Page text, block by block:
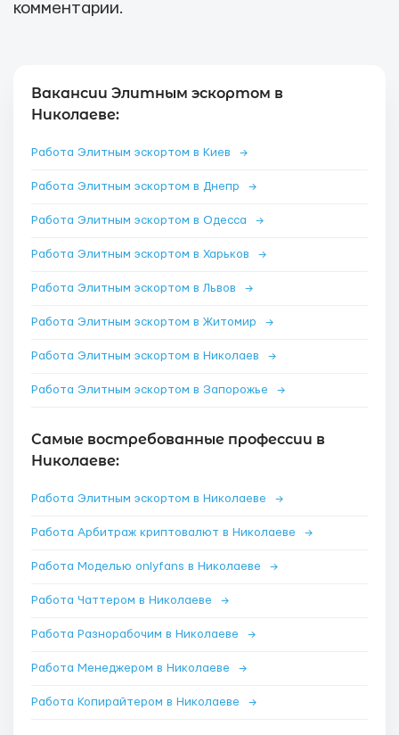
комментарии.
Вакансии Элитным эскортом в
Николаеве:
Работа Элитным эскортом в Киев →
Работа Элитным эскортом в Днепр →
Работа Элитным эскортом в Одесса →
Работа Элитным эскортом в Харьков →
Работа Элитным эскортом в Львов →
Работа Элитным эскортом в Житомир →
Работа Элитным эскортом в Николаев →
Работа Элитным эскортом в Запорожье →
Самые востребованные профессии в
Николаеве:
Работа Элитным эскортом в Николаеве →
Работа Арбитраж криптовалют в Николаеве →
Работа Моделью onlyfans в Николаеве →
Работа Чаттером в Николаеве →
Работа Разнорабочим в Николаеве →
Работа Менеджером в Николаеве →
Работа Копирайтером в Николаеве →